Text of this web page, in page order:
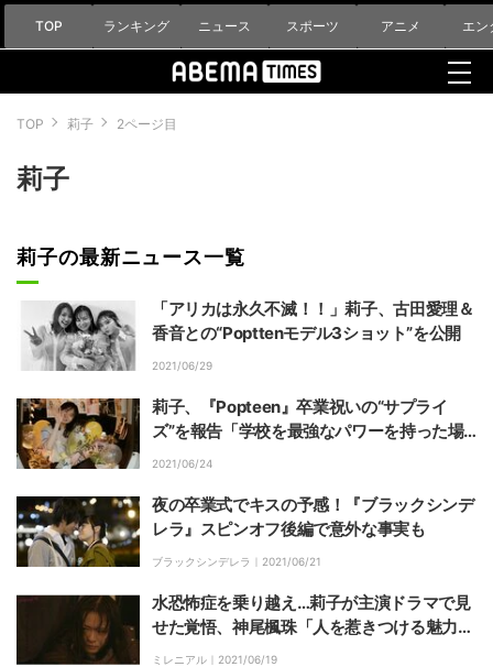
TOP ランキング ニュース スポーツ アニメ エン
TOP 莉子 2ページ目
莉子
莉子の最新ニュース一覧
「アリカは永久不滅！！」莉子、古田愛理＆
香音との“Popttenモデル3ショット”を公開
2021/06/29
莉子、『Popteen』卒業祝いの“サプライ
ズ”を報告「学校を最強なパワーを持った場
所にしてくれたお友達」
2021/06/24
夜の卒業式でキスの予感！『ブラックシンデ
レラ』スピンオフ後編で意外な事実も
ブラックシンデレラ｜ 2021/06/21
水恐怖症を乗り越え…莉子が主演ドラマで見
せた覚悟、神尾楓珠「人を惹きつける魅力が
ある」と絶賛
ミレニアル｜ 2021/06/19